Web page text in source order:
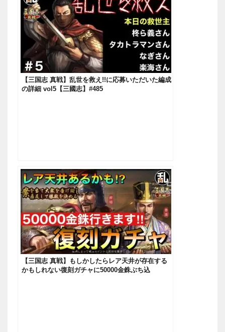
【三国志 真戦】乱世を救え!!に応募いただいた編成
の詳細 vol5【三國志】#485
【三国志 真戦】もしかしたらレア天井が存在する
かもしれない復刻ガチャに50000金銖ぶち込